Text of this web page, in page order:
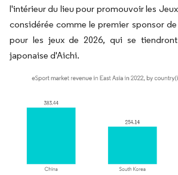
l'intérieur du lieu pour promouvoir les
considérée comme le premier sponsor
pour les jeux de 2026, qui se
japonaise d'Aichi.